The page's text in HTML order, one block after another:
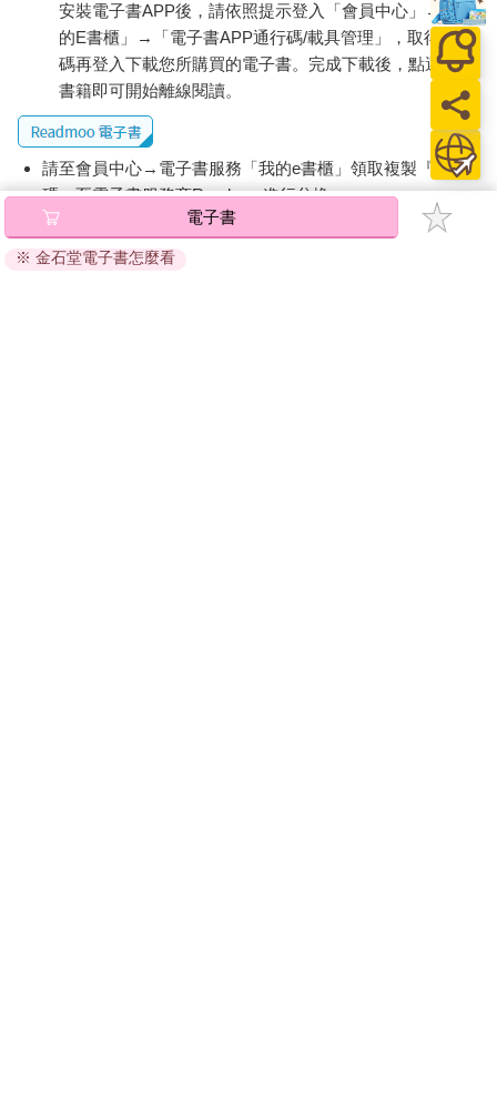
不過，當時的神經科學，離真正成熟還差得遠。我那時候是個研
究生，常常坐在黑漆漆的教室後排，雙手捧著一杯即溶調味咖啡
來保暖兼提神，一邊聽著研究人員播放單調乏味的投影片，說是
最先進的研究內容。我還記得有位科學家，在一次特別無聊的簡
報中，描述他的團隊怎麼讓受試者反覆看到黑白棋盤格的圖像，
來觀察他們大腦中處理視覺資訊的視覺皮層（visual cortices）如
何被活化。就這樣讓人躺在腦部掃描儀裡發呆，只能看著閃爍的
黑白棋盤格，這也能算是尖端研究？科學家為什麼不探討那些真
正實用、能幫助人們改善生活的重要問題？
但那時候的神經科學，還沒準備好進入實務應用階段。當時真正
具有實用價值的發現，多半來自傳統心理學家，像是運用認知行
安裝電子書APP後，請依照提示登入「會員中心」→「我
的E書櫃」→「電子書APP通行碼/載具管理」，取得通行
碼再登入下載您所購買的電子書。完成下載後，點選任一
書籍即可開始離線閱讀。
請至會員中心→電子書服務「我的e書櫃」領取複製『兌換
碼』至電子書服務商Readmoo進行兌換。
退換貨須知：
因版權保護，您在金石堂所購買的電子書僅能以金石堂專屬
電子書
※ 金石堂電子書怎麼看